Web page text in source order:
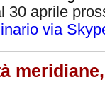
30 aprile
via